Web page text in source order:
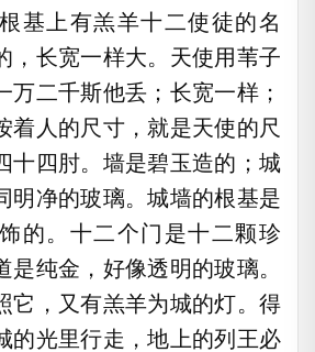
基上有羔羊十二使徒的名
，长宽一样大。天使用苇子
万二千斯他丢；长宽一样；
着人的尺寸，就是天使的尺
十四肘。墙是碧玉造的；城
明净的玻璃。城墙的根基是
的。十二个门是十二颗珍
是纯金，好像透明的玻璃。
它，又有羔羊为城的灯。得
的光里行走，地上的列王必